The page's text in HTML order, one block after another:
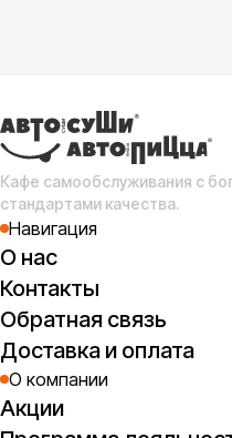
Кафе самообслуживания с
стандартами качества.
Навигация
О нас
Контакты
Обратная связь
Доставка и оплата
О компании
Акции